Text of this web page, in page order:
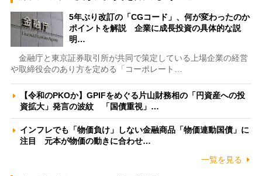
5年ぶり改訂の「CGコード」、何が変わったのか
ポイントを解説 企業に成長投資の具体的な説
明…
金融庁と東京証券取引所が共同で策定している上場企業の経営
や取締役会のあり方を定める「コーポレート…
【令和のPKOか】GPIFをめぐる片山財務相の「円資産への投
資拡大」発言の波紋 「国債重視」…
インフレでも「物価負け」しない金融商品「物価連動国債」に
注目 元本が物価の動きに合わせ…
一覧を見る